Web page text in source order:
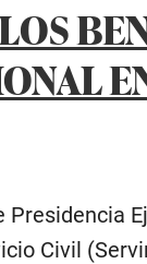
Civil